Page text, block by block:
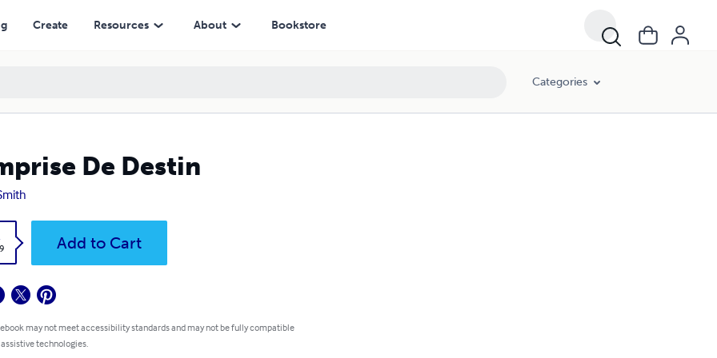
Create Resources About Bookstore
Categories
De Destin
Add to Cart
may not meet accessibility standards and may not be fully compatible
technologies.